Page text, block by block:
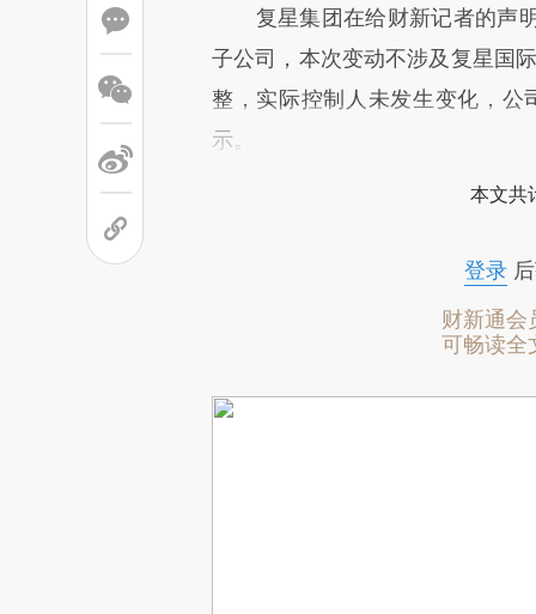
复星集团在给财新记者的声明
子公司，本次变动不涉及复星国
整，实际控制人未发生变化，公
示。
本文共
登录后
财新通会
可畅读全